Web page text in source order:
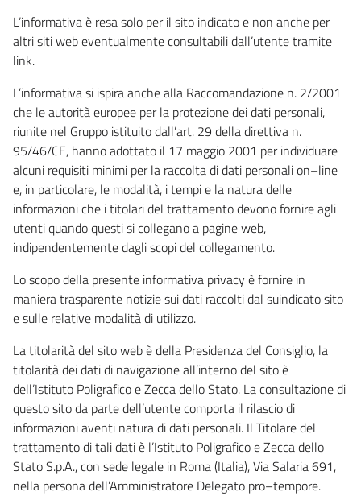
L’informativa è resa solo per il sito indicato e non anche per
altri siti web eventualmente consultabili dall’utente tramite
link.
L’informativa si ispira anche alla Raccomandazione n. 2/2001
che le autorità europee per la protezione dei dati personali,
riunite nel Gruppo istituito dall’art. 29 della direttiva n.
95/46/CE, hanno adottato il 17 maggio 2001 per individuare
alcuni requisiti minimi per la raccolta di dati personali on–line
e, in particolare, le modalità, i tempi e la natura delle
informazioni che i titolari del trattamento devono fornire agli
utenti quando questi si collegano a pagine web,
indipendentemente dagli scopi del collegamento.
Lo scopo della presente informativa privacy è fornire in
maniera trasparente notizie sui dati raccolti dal suindicato sito
e sulle relative modalità di utilizzo.
La titolarità del sito web è della Presidenza del Consiglio, la
titolarità dei dati di navigazione all’interno del sito è
dell’Istituto Poligrafico e Zecca dello Stato. La consultazione di
questo sito da parte dell’utente comporta il rilascio di
informazioni aventi natura di dati personali. Il Titolare del
trattamento di tali dati è l’Istituto Poligrafico e Zecca dello
Stato S.p.A., con sede legale in Roma (Italia), Via Salaria 691,
nella persona dell’Amministratore Delegato pro–tempore.